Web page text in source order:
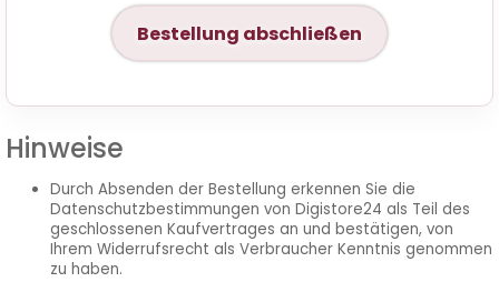
Bestellung abschließen
Hinweise
Durch Absenden der Bestellung erkennen Sie die
Datenschutzbestimmungen von Digistore24 als Teil des
geschlossenen Kaufvertrages an und bestätigen, von
Ihrem Widerrufsrecht als Verbraucher Kenntnis genommen
zu haben.